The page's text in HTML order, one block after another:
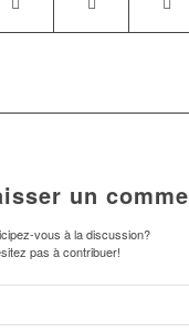
un
vous à la discussion?
pas à contribuer!